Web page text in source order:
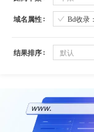
域名属性 Bd收录
结果排序 默认